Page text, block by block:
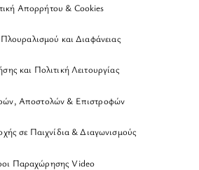
Απορρήτου & Cookies
και Διαφάνειας
και Πολιτική Λειτουργίας
Αποστολών & Επιστροφών
σε Παιχνίδια & Διαγωνισμούς
Παραχώρησης Video